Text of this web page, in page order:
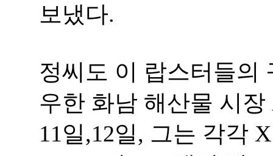
보냈다.
정씨도 이 랍스터들의
우한 화남 해산물 시
11일,12일, 그는 각각